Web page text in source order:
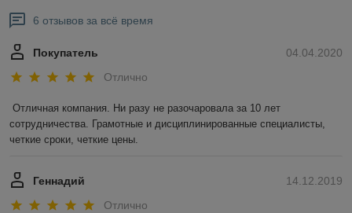
6 отзывов за всё время
04.04.2020
Покупатель
Отлично
Отличная компания. Ни разу не разочаровала за 10 лет
сотрудничества. Грамотные и дисциплинированные специалисты,
четкие сроки, четкие цены.
14.12.2019
Геннадий
Отлично